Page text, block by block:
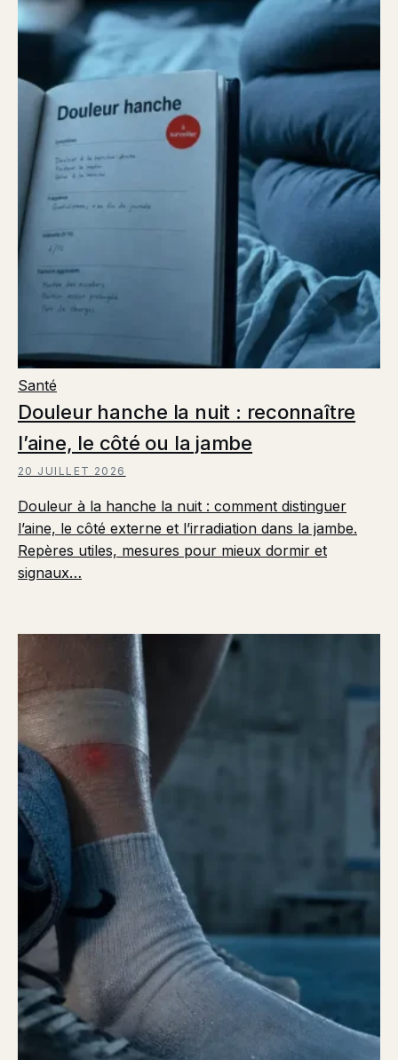
Santé
Douleur hanche la nuit : reconnaître
l’aine, le côté ou la jambe
20 JUILLET 2026
Douleur à la hanche la nuit : comment distinguer
l’aine, le côté externe et l’irradiation dans la jambe.
Repères utiles, mesures pour mieux dormir et
signaux…